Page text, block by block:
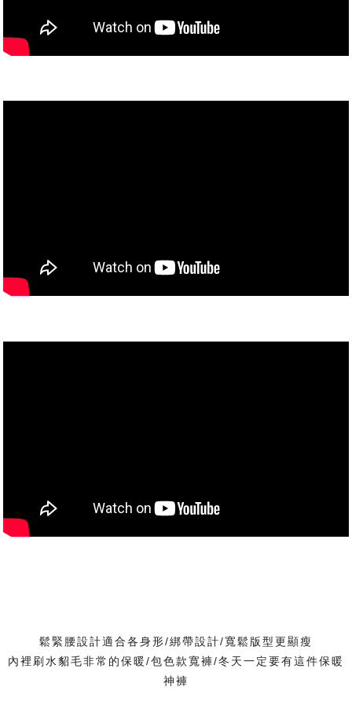
鬆緊腰設計適合各身形/綁帶設計/寬鬆版型更顯瘦
內裡刷水貂毛非常的保暖/包色款寬褲/冬天一定要有這件保暖
神褲